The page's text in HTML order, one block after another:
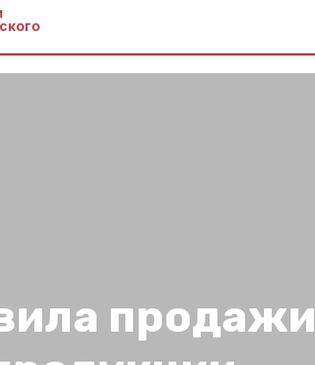
продажи